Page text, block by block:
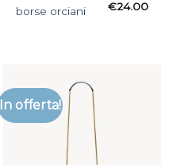
borse orciani
€24.00
In offerta!